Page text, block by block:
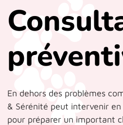
En dehors des problèmes
& Sérénité peut intervenir
pour préparer un important